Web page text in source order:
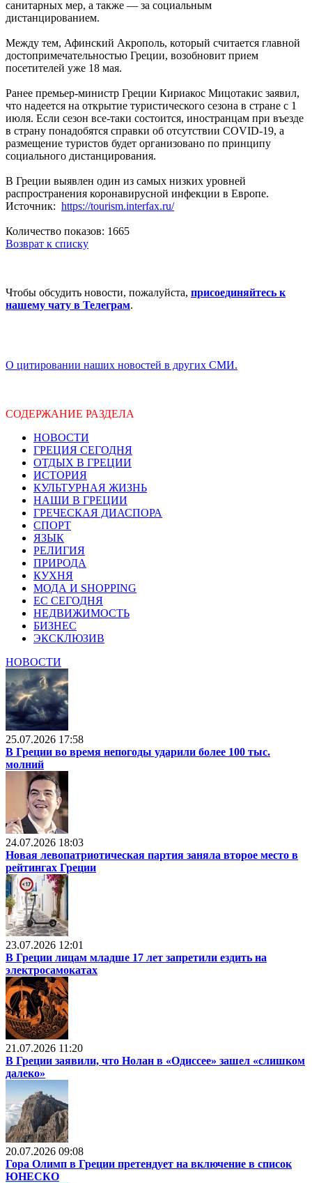
санитарных мер, а также — за социальным
дистанцированием.
Между тем, Афинский Акрополь, который считается главной
достопримечательностью Греции, возобновит прием
посетителей уже 18 мая.
Ранее премьер-министр Греции Кириакос Мицотакис заявил,
что надеется на открытие туристического сезона в стране с 1
июля. Если сезон все-таки состоится, иностранцам при въезде
в страну понадобятся справки об отсутствии COVID-19, а
размещение туристов будет организовано по принципу
социального дистанцирования.
В Греции выявлен один из самых низких уровней
распространения коронавирусной инфекции в Европе.
Источник: https://tourism.interfax.ru/
Количество показов: 1665
Возврат к списку
Чтобы обсудить новости, пожалуйста, присоединяйтесь к
нашему чату в Телеграм.
О цитировании наших новостей в других СМИ.
СОДЕРЖАНИЕ РАЗДЕЛА
НОВОСТИ
ГРЕЦИЯ СЕГОДНЯ
ОТДЫХ В ГРЕЦИИ
ИСТОРИЯ
КУЛЬТУРНАЯ ЖИЗНЬ
НАШИ В ГРЕЦИИ
ГРЕЧЕСКАЯ ДИАСПОРА
СПОРТ
ЯЗЫК
РЕЛИГИЯ
ПРИРОДА
КУХНЯ
МОДА И SHOPPING
ЕС СЕГОДНЯ
НЕДВИЖИМОСТЬ
БИЗНЕС
ЭКСКЛЮЗИВ
НОВОСТИ
25.07.2026 17:58
В Греции во время непогоды ударили более 100 тыс.
молний
24.07.2026 18:03
Новая левопатриотическая партия заняла второе место в
рейтингах Греции
23.07.2026 12:01
В Греции лицам младше 17 лет запретили ездить на
электросамокатах
21.07.2026 11:20
В Греции заявили, что Нолан в «Одиссее» зашел «слишком
далеко»
20.07.2026 09:08
Гора Олимп в Греции претендует на включение в список
ЮНЕСКО